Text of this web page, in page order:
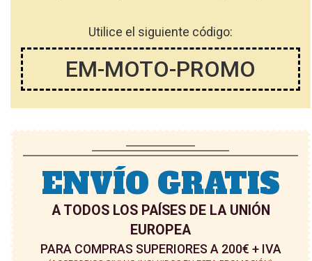
Utilice el siguiente código:
EM-MOTO-PROMO
ENVÍO GRATIS
A TODOS LOS PAÍSES DE LA UNIÓN
EUROPEA
PARA COMPRAS SUPERIORES A 200€ + IVA